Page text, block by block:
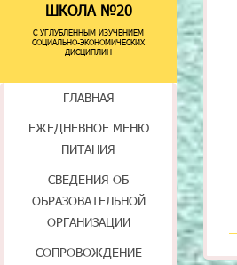
ШКОЛА №20
С УГЛУБЛЕННЫМ ИЗУЧЕНИЕМ
СОЦИАЛЬНО-ЭКОНОМИЧЕСКИХ
ДИСЦИПЛИН
ГЛАВНАЯ
ЕЖЕДНЕВНОЕ МЕНЮ
ПИТАНИЯ
СВЕДЕНИЯ ОБ
ОБРАЗОВАТЕЛЬНОЙ
ОРГАНИЗАЦИИ
СОПРОВОЖДЕНИЕ